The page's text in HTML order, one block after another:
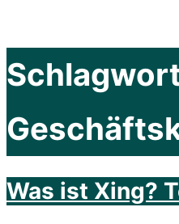
Was ist Xing?